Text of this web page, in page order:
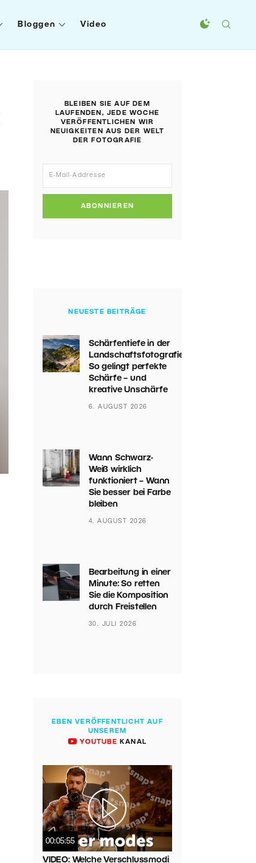
Bloggen Video
BLEIBEN SIE AUF DEM
LAUFENDEN, JEDE WOCHE
VERÖFFENTLICHEN WIR
NEUIGKEITEN AUS DER WELT
DER FOTOGRAFIE
ABONNIEREN
NEUESTE BEITRÄGE
Schärfentiefe in der
Landschaftsfotografie:
So gelingt perfekte
Schärfe – und
kreative Unschärfe
6. AUGUST 2026
Wann Schwarz-
Weiß wirklich
funktioniert – Wann
Sie besser bei Farbe
bleiben
4. AUGUST 2026
Bearbeitung in einer
Minute: So retten
Sie die Komposition
durch Freistellen
30. JULI 2026
EBEN VERÖFFENTLICHT AUF
UNSEREM
YOUTUBE KANAL
00:05:55
VIDEO: Welche Verschlussmodi